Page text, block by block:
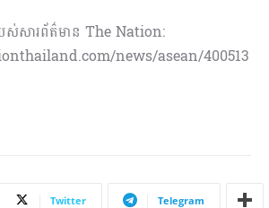
ស់សារព័ត៌មាន The Nation:
news/asean/400513
Twitter Telegram